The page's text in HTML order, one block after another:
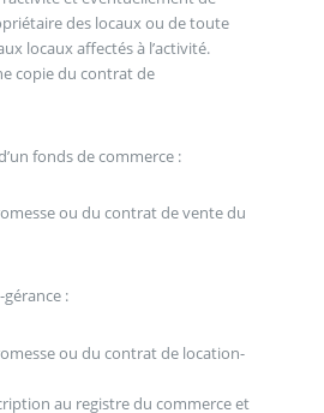
des locaux ou de toute
locaux affectés à l’activité.
copie du contrat de
fonds de commerce :
ou du contrat de vente du
:
ou du contrat de location-
au registre du commerce et